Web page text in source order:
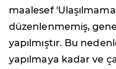
maalesef
düzenlenmemiş,
yapılmıştır. Bu
yapılmaya kadar ve